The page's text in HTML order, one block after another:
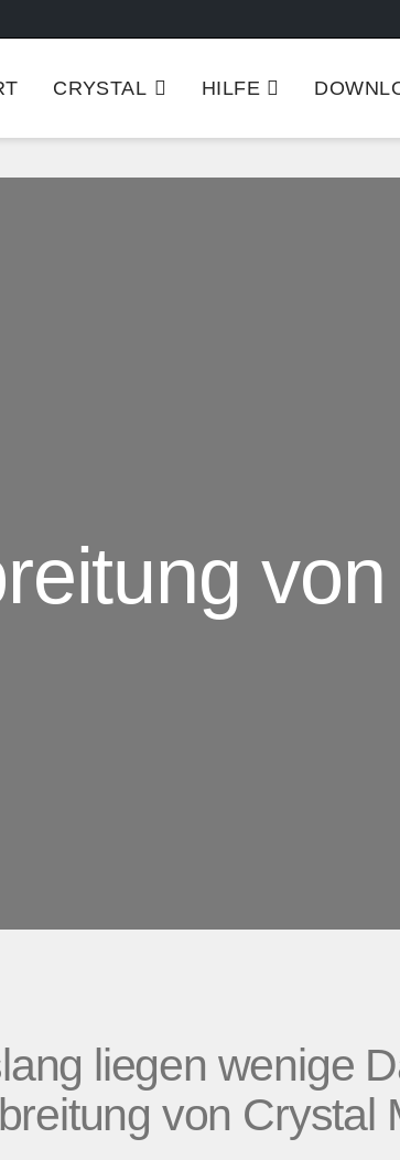
CRYSTAL HILFE
liegen wenige
von Crystal